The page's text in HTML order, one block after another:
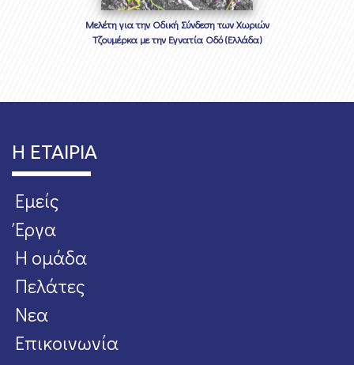
Μελέτη για την Οδική Σύνδεση των Χωριών
Τζουμέρκα με την Εγνατία Οδό (Ελλάδα)
Η ΕΤΑΙΡΙΑ
Εμείς
Έργα
Η ομάδα
Πελάτες
Νεα
Επικοινωνία